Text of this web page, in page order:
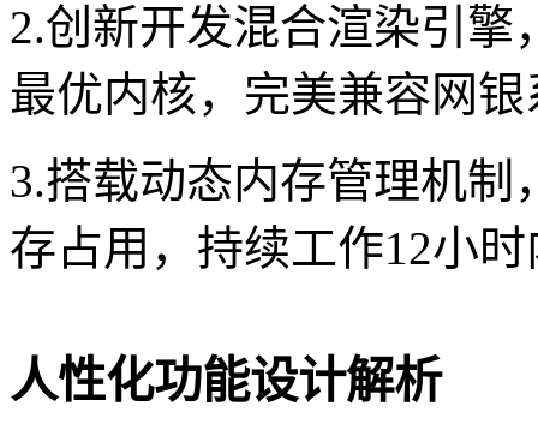
2.创新开发混合渲染引
最优内核，完美兼容网
3.搭载动态内存管理机
存占用，持续工作12小
人性化功能设计解析